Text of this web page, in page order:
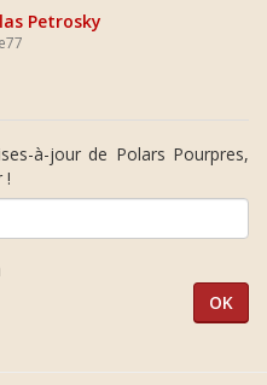
Petrosky
à-jour de Polars Pourpres,
!